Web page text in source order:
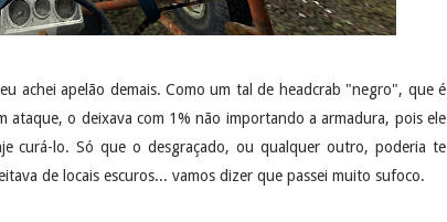
achei apelão demais. Como um tal de headcrab "negro", que é
ataque, o deixava com 1% não importando a armadura, pois ele
curá-lo. Só que o desgraçado, ou qualquer outro, poderia te
de locais escuros... vamos dizer que passei muito sufoco.